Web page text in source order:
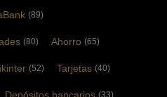
(89)
(80) Ahorro (65)
(52) Tarjetas (40)
(33)